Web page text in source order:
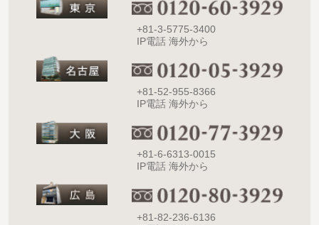
+81-3-5775-3400
IP電話 海外から
+81-52-955-8366
IP電話 海外から
+81-6-6313-0015
IP電話 海外から
+81-82-236-6136